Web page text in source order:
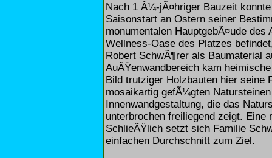
Nach 1 Â¼-jÃ¤hriger Bauzeit
Saisonstart an Ostern seiner
monumentalen HauptgebÃ¤ude
Wellness-Oase des Platzes
Robert SchwÃ¶rer als Baumaterial
AuÃŸenwandbereich kam
Bild trutziger Holzbauten hier seine
mosaikartig gefÃ¼gten
Innenwandgestaltung, die das
unterbrochen freiliegend zeigt.
SchlieÃŸlich setzt sich Familie
einfachen Durchschnitt zum Ziel.